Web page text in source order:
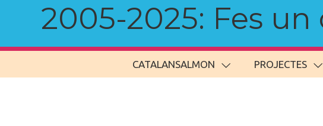
2005-2025: Fes
CATALANSALMON PROJECTES